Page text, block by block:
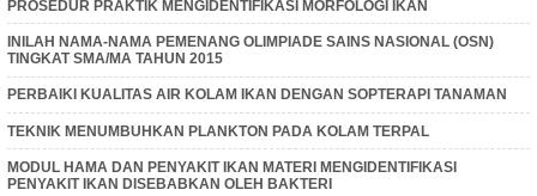
PROSEDUR PRAKTIK MENGIDENTIFIKASI MORFOLOGI IKAN
INILAH NAMA-NAMA PEMENANG OLIMPIADE SAINS NASIONAL (OSN)
TINGKAT SMA/MA TAHUN 2015
PERBAIKI KUALITAS AIR KOLAM IKAN DENGAN SOPTERAPI TANAMAN
TEKNIK MENUMBUHKAN PLANKTON PADA KOLAM TERPAL
MODUL HAMA DAN PENYAKIT IKAN MATERI MENGIDENTIFIKASI
PENYAKIT IKAN DISEBABKAN OLEH BAKTERI